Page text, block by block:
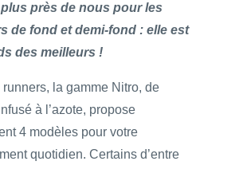
près de nous pour les
de fond et demi-fond : elle est
des meilleurs !
runners, la gamme Nitro, de
à l’azote, propose
4 modèles pour votre
quotidien. Certains d’entre